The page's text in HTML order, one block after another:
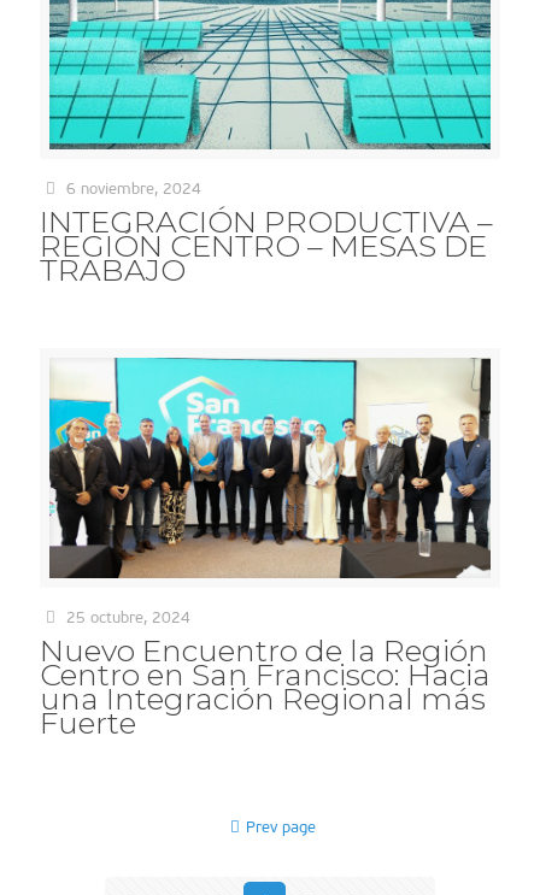
6 noviembre, 2024
INTEGRACIÓN PRODUCTIVA –
REGIÓN CENTRO – MESAS DE
TRABAJO
25 octubre, 2024
Nuevo Encuentro de la Región
Centro en San Francisco: Hacia
una Integración Regional más
Fuerte
Prev page